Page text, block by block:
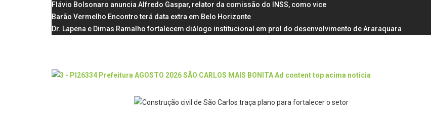
Flávio Bolsonaro anuncia Alfredo Gaspar, relator da comissão do INSS, como vice
Barão Vermelho Encontro terá data extra em Belo Horizonte
Dr. Lapena e Dimas Ramalho fortalecem diálogo institucional em prol do desenvolvimento de Araraquara